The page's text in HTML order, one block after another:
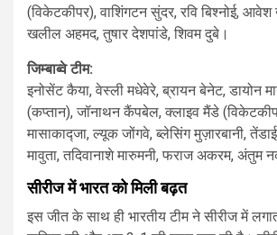
(विकेटकीपर), वाशिंगटन सुंदर, रवि बिश्नोई,
खलील अहमद, तुषार देशपांडे, शिवम दुबे।
जिम्बाब्वे टीम:
इनोसेंट कैया, वेस्ली मधेवेरे, ब्रायन बेनेट, डायोन
(कप्तान), जॉनाथन कैंपबेल, क्लाइव मैंडे
मासाकाद्जा, ल्यूक जोंगवे, ब्लेसिंग मुज़ारबानी,
मावुता, तदिवानाशे मारुमनी, फराज अकरम, अंतुम
सीरीज में भारत को मिली बढ़त
इस जीत के साथ ही भारतीय टीम ने सीरीज में